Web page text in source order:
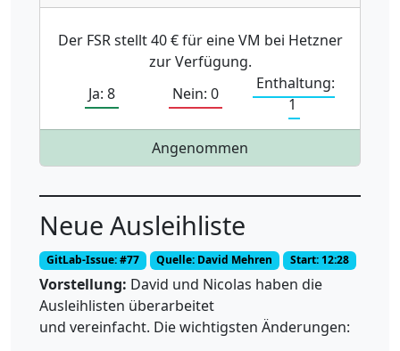
Der FSR stellt 40 € für eine VM bei Hetzner
zur Verfügung.
Ja: 8
Nein: 0
Enthaltung:
1
Angenommen
Neue Ausleihliste
GitLab-Issue: #77 Quelle: David Mehren Start: 12:28
Vorstellung: David und Nicolas haben die
Ausleihlisten überarbeitet
und vereinfacht. Die wichtigsten Änderungen: